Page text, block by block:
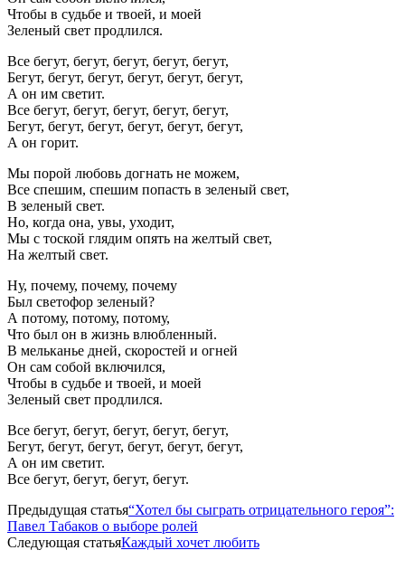
Чтобы в судьбе и твоей, и моей
Зеленый свет продлился.
Все бегут, бегут, бегут, бегут, бегут,
Бегут, бегут, бегут, бегут, бегут, бегут,
А он им светит.
Все бегут, бегут, бегут, бегут, бегут,
Бегут, бегут, бегут, бегут, бегут, бегут,
А он горит.
Мы порой любовь догнать не можем,
Все спешим, спешим попасть в зеленый свет,
В зеленый свет.
Но, когда она, увы, уходит,
Мы с тоской глядим опять на желтый свет,
На желтый свет.
Ну, почему, почему, почему
Был светофор зеленый?
А потому, потому, потому,
Что был он в жизнь влюбленный.
В мельканье дней, скоростей и огней
Он сам собой включился,
Чтобы в судьбе и твоей, и моей
Зеленый свет продлился.
Все бегут, бегут, бегут, бегут, бегут,
Бегут, бегут, бегут, бегут, бегут, бегут,
А он им светит.
Все бегут, бегут, бегут, бегут.
Предыдущая статья“Хотел бы сыграть отрицательного героя”:
Павел Табаков о выборе ролей
Следующая статьяКаждый хочет любить